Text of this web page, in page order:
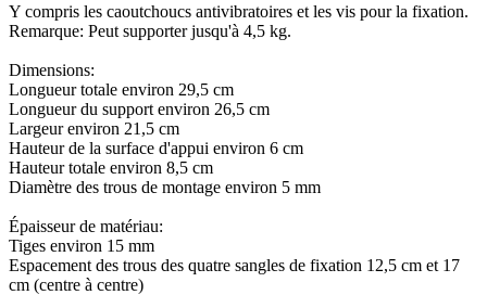
Y compris les caoutchoucs antivibratoires et les vis pour la fixation.
Remarque: Peut supporter jusqu'à 4,5 kg.
Dimensions:
Longueur totale environ 29,5 cm
Longueur du support environ 26,5 cm
Largeur environ 21,5 cm
Hauteur de la surface d'appui environ 6 cm
Hauteur totale environ 8,5 cm
Diamètre des trous de montage environ 5 mm
Épaisseur de matériau:
Tiges environ 15 mm
Espacement des trous des quatre sangles de fixation 12,5 cm et 17
cm (centre à centre)